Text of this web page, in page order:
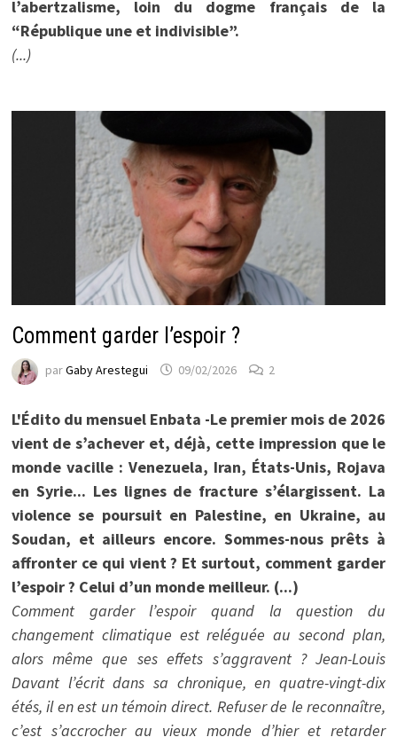
l’abertzalisme, loin du dogme français de la
“République une et indivisible”.
(...)
Comment garder l’espoir ?
parGaby Arestegui 09/02/2026 2
L'Édito du mensuel Enbata -Le premier mois de 2026
vient de s’achever et, déjà, cette impression que le
monde vacille : Venezuela, Iran, États-Unis, Rojava
en Syrie... Les lignes de fracture s’élargissent. La
violence se poursuit en Palestine, en Ukraine, au
Soudan, et ailleurs encore. Sommes-nous prêts à
affronter ce qui vient ? Et surtout, comment garder
l’espoir ? Celui d’un monde meilleur. (...)
Comment garder l’espoir quand la question du
changement climatique est reléguée au second plan,
alors même que ses effets s’aggravent ? Jean-Louis
Davant l’écrit dans sa chronique, en quatre-vingt-dix
étés, il en est un témoin direct. Refuser de le reconnaître,
c’est s’accrocher au vieux monde d’hier et retarder